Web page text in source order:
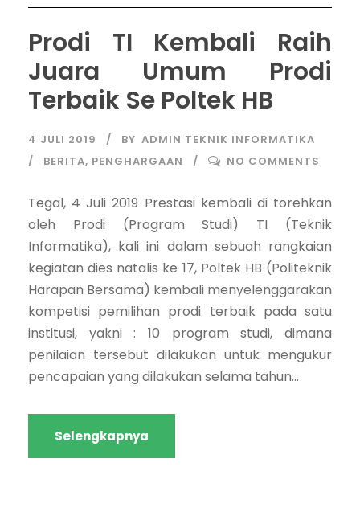
Prodi TI Kembali Raih
Juara Umum Prodi
Terbaik Se Poltek HB
4 JULI 2019 BY ADMIN TEKNIK INFORMATIKA
BERITA, PENGHARGAAN NO COMMENTS
Tegal, 4 Juli 2019 Prestasi kembali di torehkan
oleh Prodi (Program Studi) TI (Teknik
Informatika), kali ini dalam sebuah rangkaian
kegiatan dies natalis ke 17, Poltek HB (Politeknik
Harapan Bersama) kembali menyelenggarakan
kompetisi pemilihan prodi terbaik pada satu
institusi, yakni : 10 program studi, dimana
penilaian tersebut dilakukan untuk mengukur
pencapaian yang dilakukan selama tahun...
Selengkapnya